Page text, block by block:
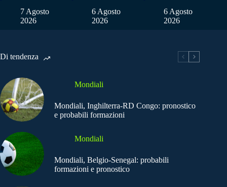
7 Agosto
2026
6 Agosto
2026
6 Agosto
2026
Di tendenza
Mondiali
Mondiali, Inghilterra-RD Congo: pronostico
e probabili formazioni
Mondiali
Mondiali, Belgio-Senegal: probabili
formazioni e pronostico